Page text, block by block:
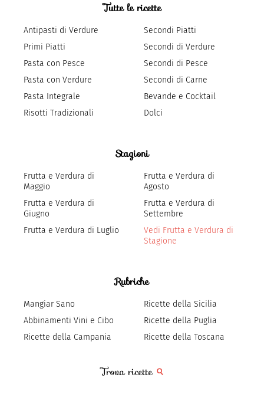
Tutte le ricette
Antipasti di Verdure
Primi Piatti
Pasta con Pesce
Pasta con Verdure
Pasta Integrale
Risotti Tradizionali
Secondi Piatti
Secondi di Verdure
Secondi di Pesce
Secondi di Carne
Bevande e Cocktail
Dolci
Stagioni
Frutta e Verdura di
Maggio
Frutta e Verdura di
Giugno
Frutta e Verdura di Luglio
Frutta e Verdura di
Agosto
Frutta e Verdura di
Settembre
Vedi Frutta e Verdura di
Stagione
Rubriche
Mangiar Sano
Abbinamenti Vini e Cibo
Ricette della Campania
Ricette della Sicilia
Ricette della Puglia
Ricette della Toscana
Trova ricette